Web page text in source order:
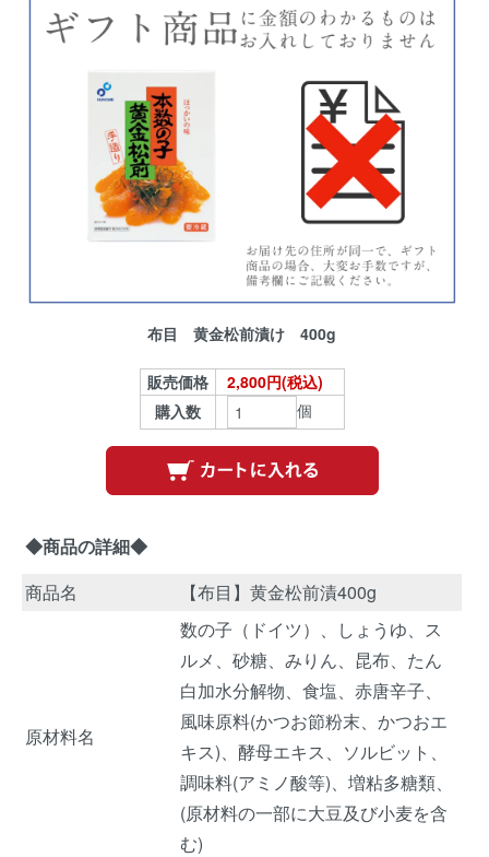
布目 黄金松前漬け 400g
販売価格
2,800円(税込)
購入数
個
◆商品の詳細◆
商品名
【布目】黄金松前漬400g
原材料名
数の子（ドイツ）、しょうゆ、ス
ルメ、砂糖、みりん、昆布、たん
白加水分解物、食塩、赤唐辛子、
風味原料(かつお節粉末、かつおエ
キス)、酵母エキス、ソルビット、
調味料(アミノ酸等)、増粘多糖類、
(原材料の一部に大豆及び小麦を含
む)